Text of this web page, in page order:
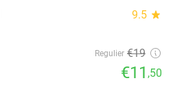
9.5 star
Regulier €19
€11 ,50